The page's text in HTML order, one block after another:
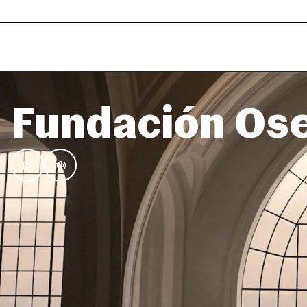
Fundación